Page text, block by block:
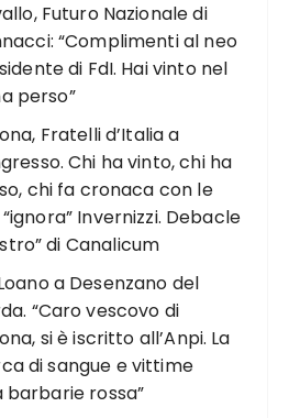
Futuro Nazionale di
“Complimenti al neo
di FdI. Hai vinto nel
perso”
Fratelli d’Italia a
Chi ha vinto, chi ha
chi fa cronaca con le
“ignora” Invernizzi. Debacle
di Canalicum
a Desenzano del
“Caro vescovo di
si è iscritto all’Anpi. La
di sangue e vittime
rossa”